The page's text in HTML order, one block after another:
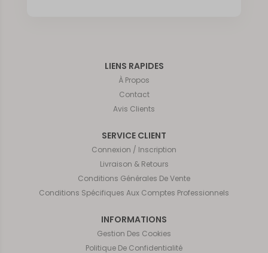
LIENS RAPIDES
À Propos
Contact
Avis Clients
SERVICE CLIENT
Connexion / Inscription
Livraison & Retours
Conditions Générales De Vente
Conditions Spécifiques Aux Comptes Professionnels
INFORMATIONS
Gestion Des Cookies
Politique De Confidentialité